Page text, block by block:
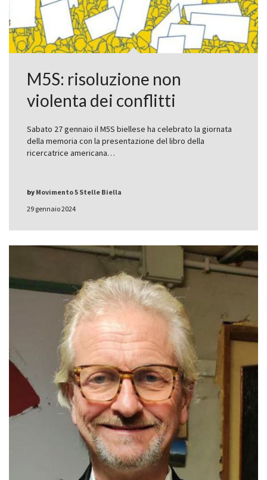
M5S: risoluzione non
violenta dei conflitti
Sabato 27 gennaio il M5S biellese ha celebrato la giornata
della memoria con la presentazione del libro della
ricercatrice americana…
29 gennaio 2024
by Movimento 5 Stelle Biella